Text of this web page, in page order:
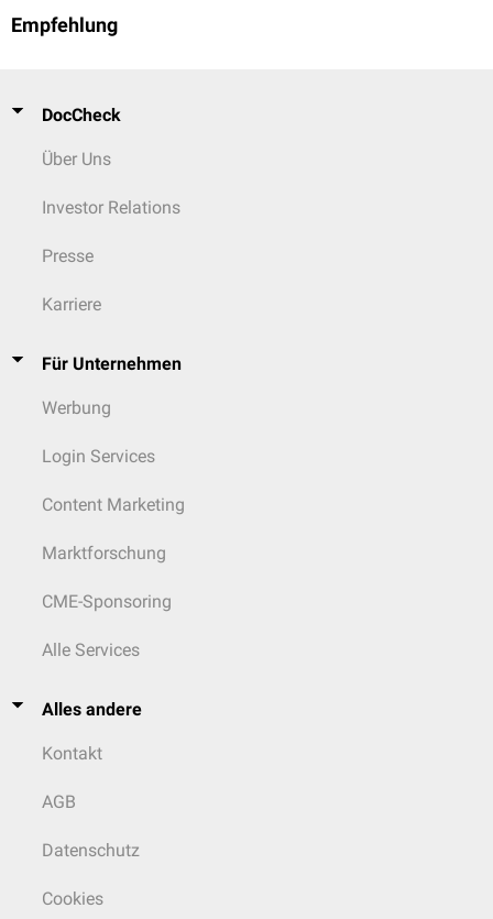
Empfehlung
DocCheck
Über Uns
Investor Relations
Presse
Karriere
Für Unternehmen
Werbung
Login Services
Content Marketing
Marktforschung
CME-Sponsoring
Alle Services
Alles andere
Kontakt
AGB
Datenschutz
Cookies